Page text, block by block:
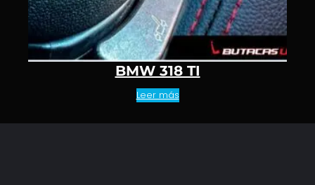
BMW 318 TI
Leer más